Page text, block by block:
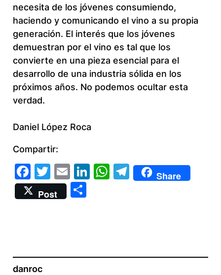
necesita de los jóvenes consumiendo,
haciendo y comunicando el vino a su propia
generación. El interés que los jóvenes
demuestran por el vino es tal que los
convierte en una pieza esencial para el
desarrollo de una industria sólida en los
próximos años. No podemos ocultar esta
verdad.
Daniel López Roca
Compartir:
Facebook
Twitter
EmailLinkedIn
WhatsApp
Telegram
Share
Post
Compartir
danroc